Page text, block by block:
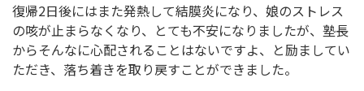
復帰2日後にはまた発熱して結膜炎になり、娘のストレス
の咳が止まらなくなり、とても不安になりましたが、塾長
からそんなに心配されることはないですよ、と励ましてい
ただき、落ち着きを取り戻すことができました。